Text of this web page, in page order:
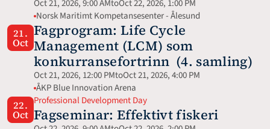
Oct 21, 2026, 9:00 AMtoOct 22, 2026, 1:00 PM
Norsk Maritimt Kompetansesenter - Ålesund
21.
Oct
Fagprogram: Life Cycle
Management (LCM) som
konkurransefortrinn  (4. samling)
Oct 21, 2026, 12:00 PMtoOct 21, 2026, 4:00 PM
ÅKP Blue Innovation Arena
22.
Oct
Professional Development Day
Fagseminar: Effektivt fiskeri